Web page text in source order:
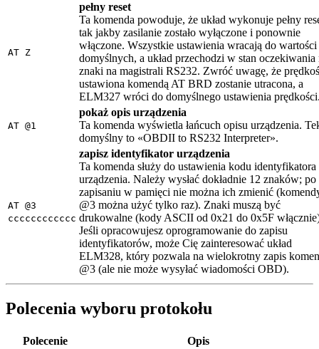
AT Z
pełny reset
Ta komenda powoduje, że układ wykonuje pełny
tak jakby zasilanie zostało wyłączone i ponownie
włączone. Wszystkie ustawienia wracają do wartości
domyślnych, a układ przechodzi w stan oczekiwania
znaki na magistrali RS232. Zwróć uwagę, że
ustawiona komendą AT BRD zostanie utracona, a
ELM327 wróci do domyślnego ustawienia
AT @1
pokaż opis urządzenia
Ta komenda wyświetla łańcuch opisu urządzenia.
domyślny to «OBDII to RS232 Interpreter».
AT @3
cccccccccccc
zapisz identyfikator urządzenia
Ta komenda służy do ustawienia kodu identyfikatora
urządzenia. Należy wysłać dokładnie 12 znaków; po
zapisaniu w pamięci nie można ich zmienić
@3 można użyć tylko raz). Znaki muszą być
drukowalne (kody ASCII od 0x21 do 0x5F
Jeśli opracowujesz oprogramowanie do zapisu
identyfikatorów, może Cię zainteresować układ
ELM328, który pozwala na wielokrotny zapis
@3 (ale nie może wysyłać wiadomości OBD).
Polecenia wyboru protokołu
Polecenie Opis